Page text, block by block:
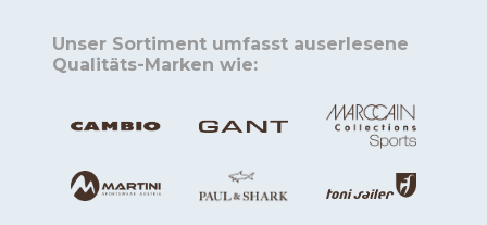
Unser Sortiment umfasst auserlesene
Qualitäts-Marken wie: